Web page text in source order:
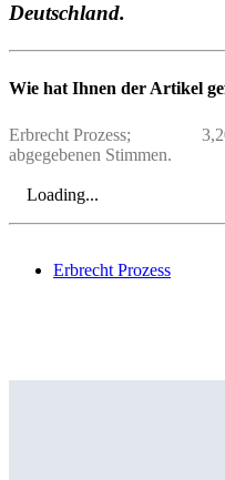
Deutschland.
Wie hat Ihnen der Artikel
Erbrecht Prozess;
abgegebenen Stimmen.
Loading...
Erbrecht Prozess